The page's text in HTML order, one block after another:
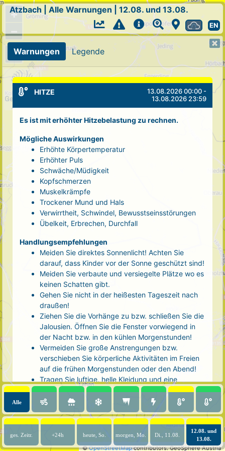
+
−
©OpenStreetMapcontributors. GeoSphere Austria
Atzbach Alle Warnungen| 12.08. und 13.08.
EN
Warnungen Legende
HITZE
13.08.2026 00:00 -
13.08.2026 23:59
Es ist mit erhöhter Hitzebelastung zu rechnen.
Mögliche Auswirkungen
Erhöhte Körpertemperatur
Erhöhter Puls
Schwäche/Müdigkeit
Kopfschmerzen
Muskelkrämpfe
Trockener Mund und Hals
Verwirrtheit, Schwindel, Bewusstseinsstörungen
Übelkeit, Erbrechen, Durchfall
Handlungsempfehlungen
Meiden Sie direktes Sonnenlicht! Achten Sie
darauf, dass Kinder vor der Sonne geschützt sind!
Meiden Sie verbaute und versiegelte Plätze wo es
keinen Schatten gibt.
Gehen Sie nicht in der heißesten Tageszeit nach
draußen!
Ziehen Sie die Vorhänge zu bzw. schließen Sie die
Jalousien. Öffnen Sie die Fenster vorwiegend in
der Nacht bzw. in den kühlen Morgenstunden!
Vermeiden Sie große Anstrengungen bzw.
verschieben Sie körperliche Aktivitäten im Freien
auf die frühen Morgenstunden oder den Abend!
Tragen Sie luftige, helle Kleidung und eine
Kopfbedeckung!
Nehmen Sie eine kühle Dusche! Auch kalte Arm-
und Fußbäder wirken entlastend.
Trinken Sie ausreichend und regelmäßig
(mindestens 2 - 3 Liter pro Tag)! Optimal sind
Wasser, ungesüßter Tee oder mit Wasser
Alle
ges. Zeitr. +24h heute, So. morgen, Mo. Di., 11.08.
12.08. und
13.08.